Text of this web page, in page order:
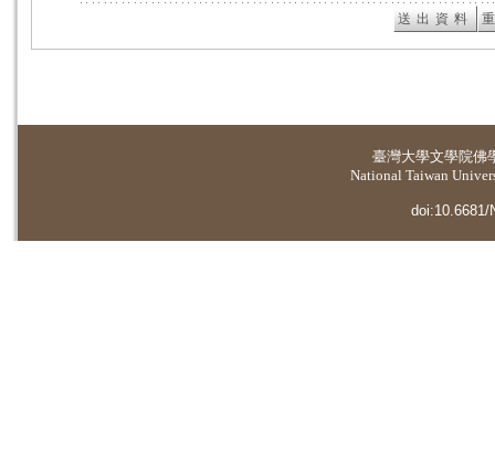
臺灣大學文學院佛
National Taiwan
doi:10.6681/